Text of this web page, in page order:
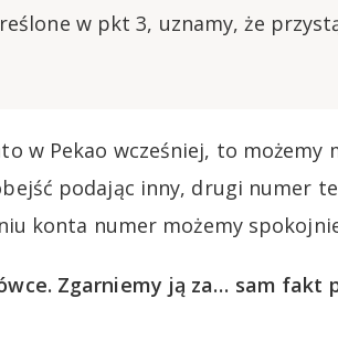
w pkt 3, uznamy, że
w Pekao wcześniej, to możemy
podając inny, drugi numer
konta numer możemy
Zgarniemy ją za… sam fakt